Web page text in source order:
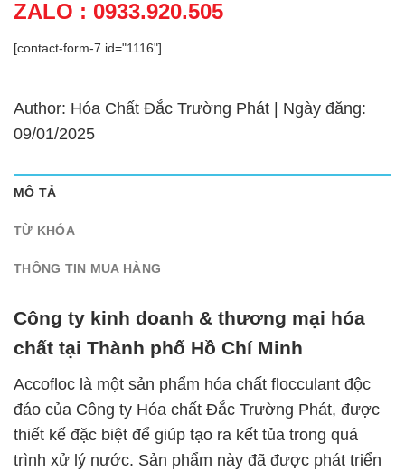
ZALO : 0933.920.505
[contact-form-7 id="1116"]
Author: Hóa Chất Đắc Trường Phát | Ngày đăng:
09/01/2025
MÔ TẢ
TỪ KHÓA
THÔNG TIN MUA HÀNG
Công ty kinh doanh & thương mại hóa
chất tại Thành phố Hồ Chí Minh
Accofloc là một sản phẩm hóa chất flocculant độc
đáo của Công ty Hóa chất Đắc Trường Phát, được
thiết kế đặc biệt để giúp tạo ra kết tủa trong quá
trình xử lý nước. Sản phẩm này đã được phát triển